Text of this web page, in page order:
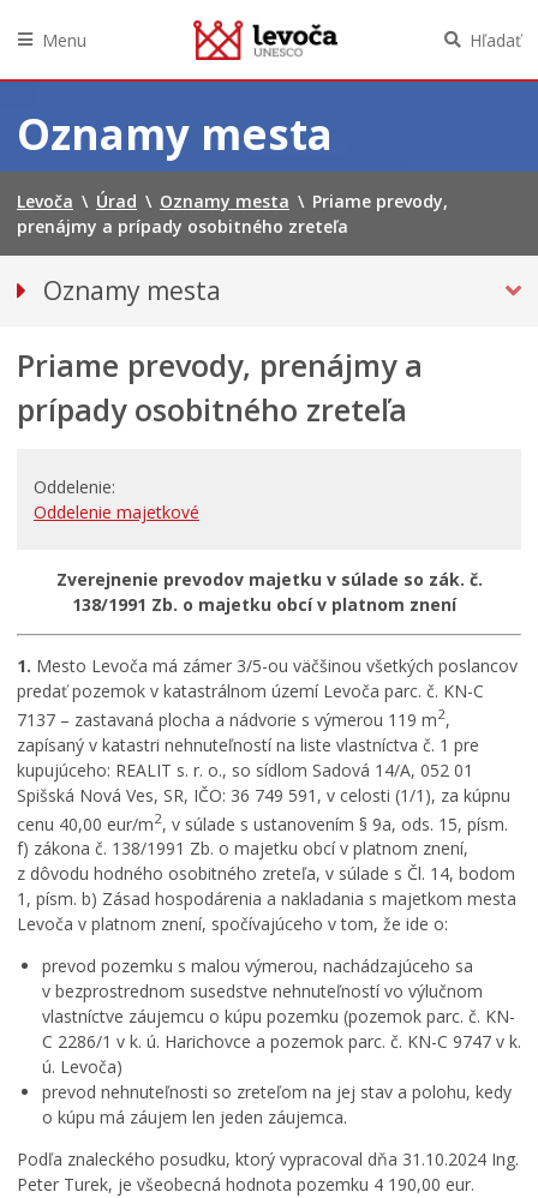
obsah
Menu Hľadať
Oznamy mesta
Levoča \ Úrad \ Oznamy mesta \ Priame prevody,
prenájmy a prípady osobitného zreteľa
Oznamy mesta
Bezpečnosť
Doprava, údržba komunikácií
Financie
PRIMÁTOR INFORMUJE
Školstvo
Zamestnanie v samospráve
Životné prostredie a odpady
Priame prevody, prenájmy a
prípady osobitného zreteľa
Oddelenie
Oddelenie majetkové
Zverejnenie prevodov majetku v súlade so zák. č.
138/1991 Zb. o majetku obcí v platnom znení
1. Mesto Levoča má zámer 3/5-ou väčšinou všetkých poslancov
predať pozemok v katastrálnom území Levoča parc. č. KN-C
7137 – zastavaná plocha a nádvorie s výmerou 119 m2,
zapísaný v katastri nehnuteľností na liste vlastníctva č. 1 pre
kupujúceho: REALIT s. r. o., so sídlom Sadová 14/A, 052 01
Spišská Nová Ves, SR, IČO: 36 749 591, v celosti (1/1), za kúpnu
cenu 40,00 eur/m2, v súlade s ustanovením § 9a, ods. 15, písm.
f) zákona č. 138/1991 Zb. o majetku obcí v platnom znení,
z dôvodu hodného osobitného zreteľa, v súlade s Čl. 14, bodom
1, písm. b) Zásad hospodárenia a nakladania s majetkom mesta
Levoča v platnom znení, spočívajúceho v tom, že ide o:
prevod pozemku s malou výmerou, nachádzajúceho sa
v bezprostrednom susedstve nehnuteľností vo výlučnom
vlastníctve záujemcu o kúpu pozemku (pozemok parc. č. KN-
C 2286/1 v k. ú. Harichovce a pozemok parc. č. KN-C 9747 v k.
ú. Levoča)
prevod nehnuteľnosti so zreteľom na jej stav a polohu, kedy
o kúpu má záujem len jeden záujemca.
Podľa znaleckého posudku, ktorý vypracoval dňa 31.10.2024 Ing.
Peter Turek, je všeobecná hodnota pozemku 4 190,00 eur.